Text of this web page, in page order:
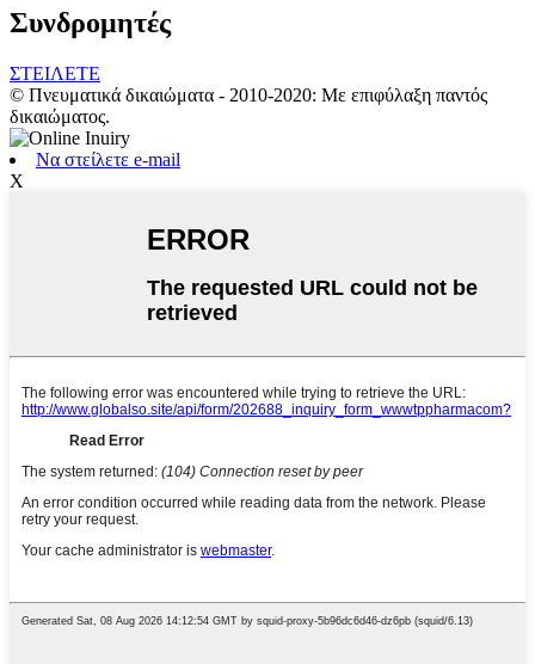
Συνδρομητές
ΣΤΕΙΛΕΤΕ
© Πνευματικά δικαιώματα - 2010-2020: Με επιφύλαξη παντός
δικαιώματος.
Να στείλετε e-mail
Χ